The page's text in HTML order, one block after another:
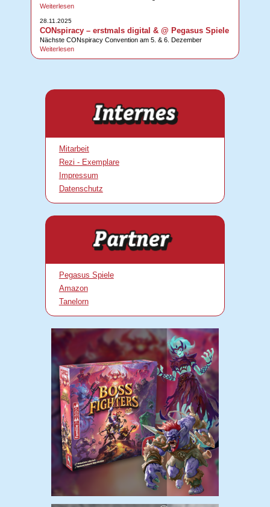
Weiterlesen
28.11.2025
CONspiracy – erstmals digital & @ Pegasus Spiele
Nächste CONspiracy Convention am 5. & 6. Dezember
Weiterlesen
Mitarbeit
Rezi - Exemplare
Impressum
Datenschutz
Pegasus Spiele
Amazon
Tanelorn